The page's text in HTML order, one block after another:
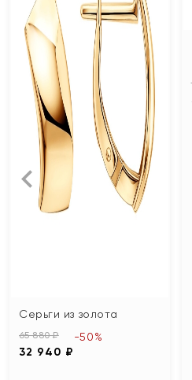
Серьги из золота
65 880 ₽
32 940 ₽
-50%